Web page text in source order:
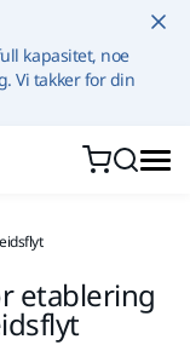
kapasitet, noe
Vi takker for din
etablering